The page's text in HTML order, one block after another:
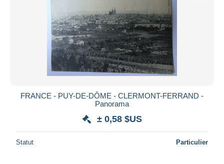
FRANCE - PUY-DE-DÔME - CLERMONT-FERRAND -
Panorama
± 0,58 $US
Statut Particulier